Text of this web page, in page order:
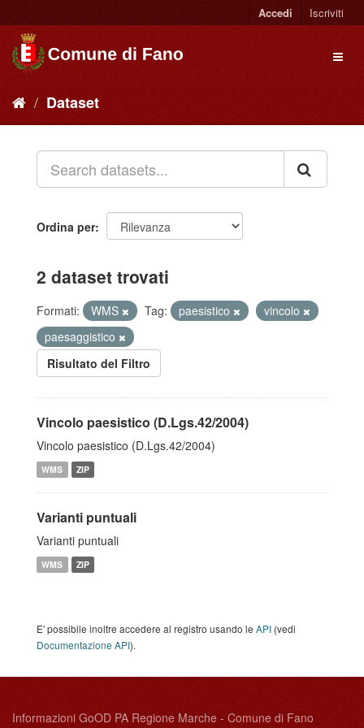
Accedi Iscriviti
Dataset
Ordina per
2 dataset trovati
Formati: WMS Tag: paesistico
vincolo
paesaggistico
Risultato del Filtro
Vincolo paesistico (D.Lgs.42/2004)
Vincolo paesistico (D.Lgs.42/2004)
WMS ZIP
Varianti puntuali
Varianti puntuali
WMS ZIP
E' possibile inoltre accedere al registro usando le API (vedi
Documentazione API).
Informazioni GoOD PA Regione Marche - Comune di Fano